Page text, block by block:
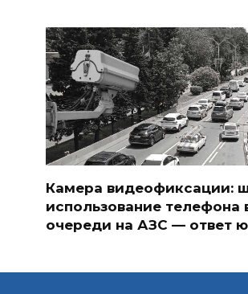
Камера видеофиксации:
использование телефона
очереди на АЗС — ответ